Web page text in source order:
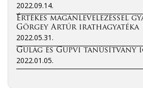
2022.09.14.
Értékes magánlevelezéssel
Görgey Artúr irathagyatéka
2022.05.31.
Gulág és Gupvi tanúsítvány
2022.01.05.